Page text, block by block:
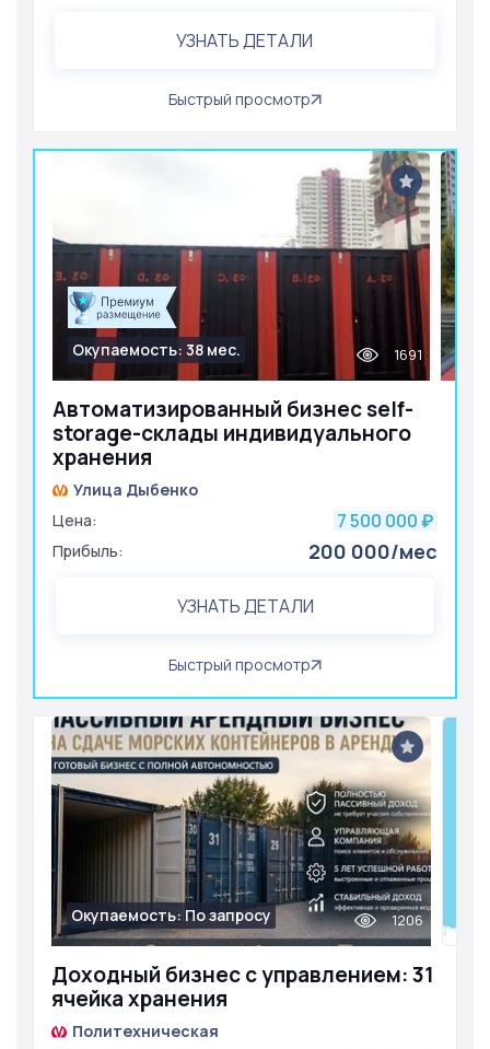
УЗНАТЬ ДЕТАЛИ
Быстрый просмотр
Автоматизированный бизнес self-
storage-склады индивидуального
хранения
Окупаемость: 38 мес. 1691
Улица Дыбенко
Цена:
7 500 000 ₽
Прибыль: 200 000/мес
УЗНАТЬ ДЕТАЛИ
Быстрый просмотр
Доходный бизнес с управлением: 31
ячейка хранения
Окупаемость: По запросу 1206
Политехническая